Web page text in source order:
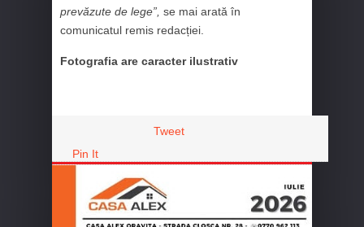
prevăzute de lege”, se mai arată în
comunicatul remis redacției.
Fotografia are caracter ilustrativ
Tweet
Pin It